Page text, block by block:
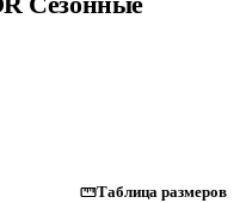
Таблица размеров